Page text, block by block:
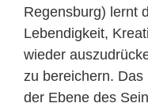
Regensburg) lernt
Lebendigkeit,
wieder
zu bereichern.
der Ebene des